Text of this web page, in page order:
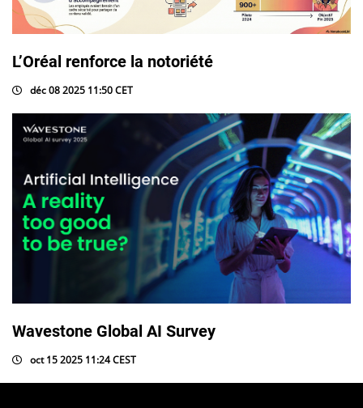
L’Oréal renforce la notoriété
déc 08 2025 11:50 CET
Wavestone Global AI Survey
oct 15 2025 11:24 CEST